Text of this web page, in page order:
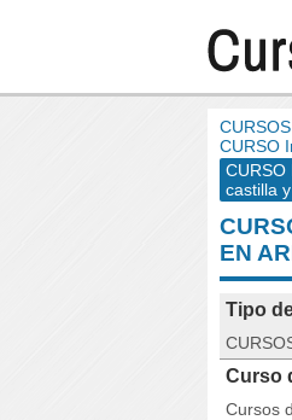
CURSO
CURSO
castilla
EN
Tipo
Curso
Cursos